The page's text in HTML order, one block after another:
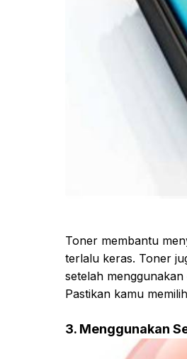
Toner membantu
terlalu keras. Toner
setelah
Pastikan kamu
3. Menggunakan